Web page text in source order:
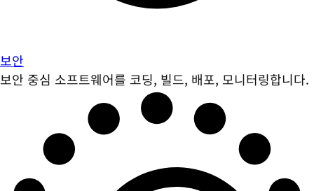
보안
보안 중심 소프트웨어를 코딩, 빌드, 배포, 모니터링합니다.